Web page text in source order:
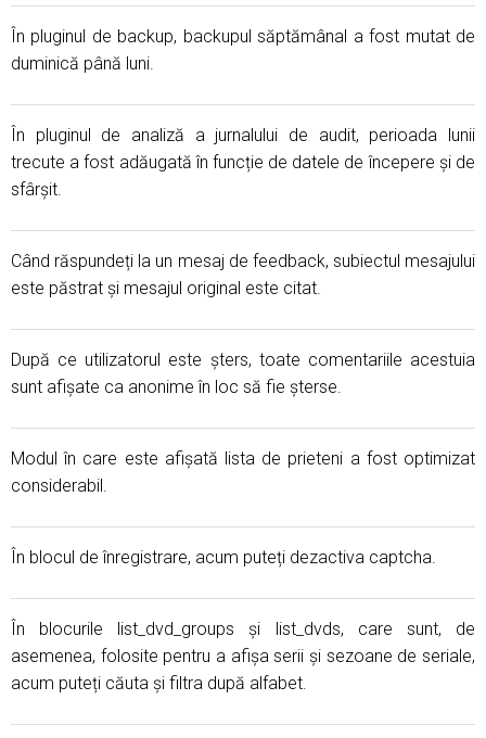
În pluginul de backup, backupul săptămânal a fost mutat de
duminică până luni.
În pluginul de analiză a jurnalului de audit, perioada lunii
trecute a fost adăugată în funcție de datele de începere și de
sfârșit.
Când răspundeți la un mesaj de feedback, subiectul mesajului
este păstrat și mesajul original este citat.
După ce utilizatorul este șters, toate comentariile acestuia
sunt afișate ca anonime în loc să fie șterse.
Modul în care este afișată lista de prieteni a fost optimizat
considerabil.
În blocul de înregistrare, acum puteți dezactiva captcha.
În blocurile list_dvd_groups și list_dvds, care sunt, de
asemenea, folosite pentru a afișa serii și sezoane de seriale,
acum puteți căuta și filtra după alfabet.